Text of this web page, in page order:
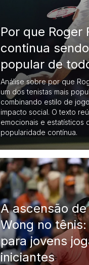
Por que Roger
continua
popular de
Análise sobre por que
um dos tenistas mais
combinando estilo de
impacto social. O texto
emocionais e estatísticos
popularidade contínua.
A ascensão
Wong no
para jovens
iniciantes